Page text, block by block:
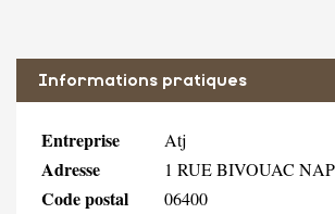
Informations pratiques
Entreprise Atj
Adresse 1 RUE BIVOUAC
Code postal 06400